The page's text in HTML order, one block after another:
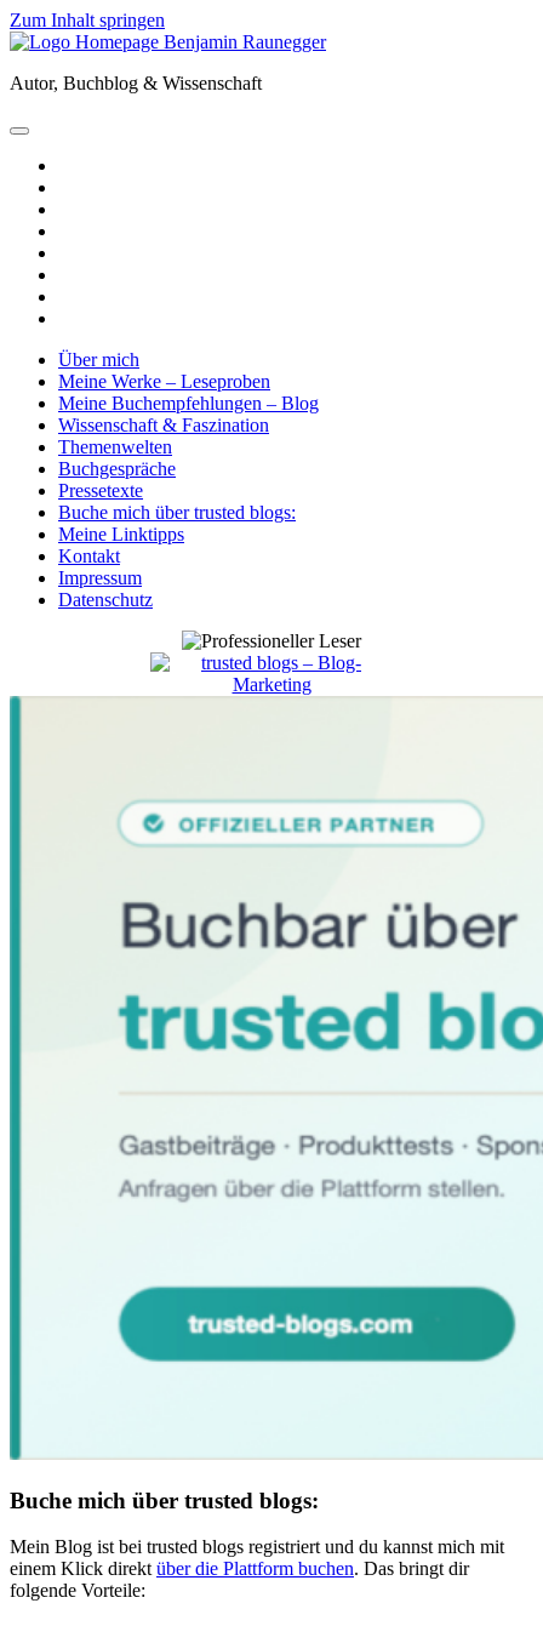
Zum Inhalt springen
Benjamin
Autor, Buchblog & Wissenschaft
open
menu
Über mich
Meine Werke – Leseproben
Meine Buchempfehlungen – Blog
Wissenschaft & Faszination
Themenwelten
Buchgespräche
Pressetexte
Buche mich über trusted blogs:
Meine Linktipps
Kontakt
Impressum
Datenschutz
Buche mich über trusted blogs:
Mein Blog ist bei trusted blogs registriert und du kannst mich mit
einem Klick direktüber die Plattform buchen. Das bringt dir
folgende Vorteile: